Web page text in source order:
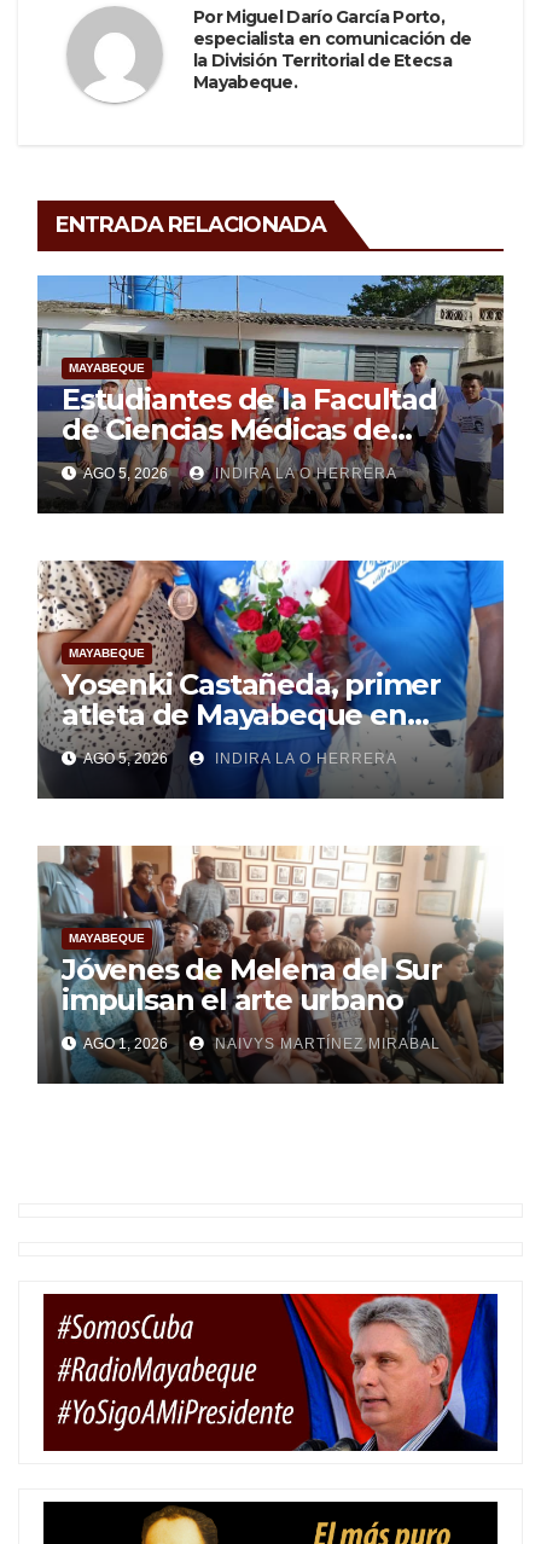
PorMiguel Darío García Porto,
especialista en comunicación de
la División Territorial de Etecsa
Mayabeque.
ENTRADA RELACIONADA
MAYABEQUE
Estudiantes de la Facultad
de Ciencias Médicas de
Mayabeque realizan
pesquisa
AGO 5, 2026 INDIRA LA O HERRERA
MAYABEQUE
Yosenki Castañeda, primer
atleta de Mayabeque en
subir al podio
centroamericano
AGO 5, 2026 INDIRA LA O HERRERA
MAYABEQUE
Jóvenes de Melena del Sur
impulsan el arte urbano
AGO 1, 2026 NAIVYS MARTÍNEZ MIRABAL